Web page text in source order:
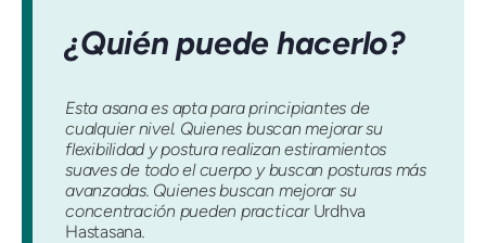
¿Quién puede hacerlo?
Esta asana es apta para principiantes de
cualquier nivel. Quienes buscan mejorar su
flexibilidad y postura realizan estiramientos
suaves de todo el cuerpo y buscan posturas más
avanzadas. Quienes buscan mejorar su
concentración pueden practicar Urdhva
Hastasana